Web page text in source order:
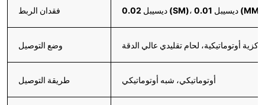
فقدان الربط
وضع التوصيل أوتوماتيكية، لحام تقليدي عالي الدقة
طريقة التوصيل أوتوماتيكي، شبه أوتوماتيكي